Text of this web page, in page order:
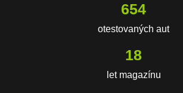
654
otestovaných aut
18
let magazínu